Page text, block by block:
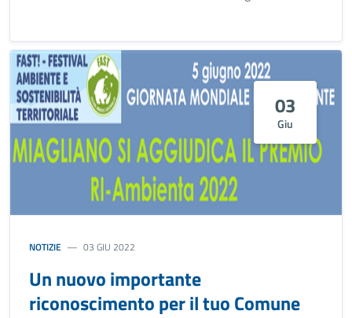
03
Giu
NOTIZIE 03 GIU 2022
Un nuovo importante
riconoscimento per il tuo Comune